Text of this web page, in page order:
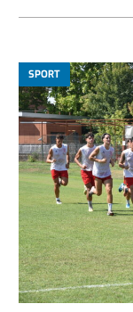
SPORT